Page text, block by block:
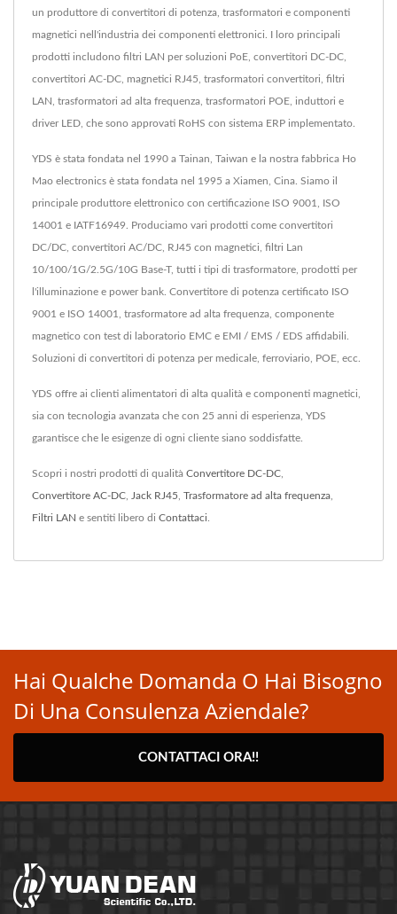
un produttore di convertitori di potenza, trasformatori e componenti
magnetici nell'industria dei componenti elettronici. I loro principali
prodotti includono filtri LAN per soluzioni PoE, convertitori DC-DC,
convertitori AC-DC, magnetici RJ45, trasformatori convertitori, filtri
LAN, trasformatori ad alta frequenza, trasformatori POE, induttori e
driver LED, che sono approvati RoHS con sistema ERP implementato.
YDS è stata fondata nel 1990 a Tainan, Taiwan e la nostra fabbrica Ho
Mao electronics è stata fondata nel 1995 a Xiamen, Cina. Siamo il
principale produttore elettronico con certificazione ISO 9001, ISO
14001 e IATF16949. Produciamo vari prodotti come convertitori
DC/DC, convertitori AC/DC, RJ45 con magnetici, filtri Lan
10/100/1G/2.5G/10G Base-T, tutti i tipi di trasformatore, prodotti per
l'illuminazione e power bank. Convertitore di potenza certificato ISO
9001 e ISO 14001, trasformatore ad alta frequenza, componente
magnetico con test di laboratorio EMC e EMI / EMS / EDS affidabili.
Soluzioni di convertitori di potenza per medicale, ferroviario, POE, ecc.
YDS offre ai clienti alimentatori di alta qualità e componenti magnetici,
sia con tecnologia avanzata che con 25 anni di esperienza, YDS
garantisce che le esigenze di ogni cliente siano soddisfatte.
Scopri i nostri prodotti di qualità Convertitore DC-DC
Convertitore AC-DC Jack RJ45 Trasformatore ad alta frequenza
Filtri LAN e sentiti libero di Contattaci
Hai Qualche Domanda O Hai Bisogno
Di Una Consulenza Aziendale?
CONTATTACI ORA!!